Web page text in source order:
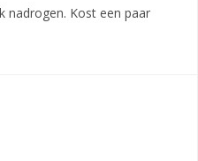
nadrogen. Kost een paar